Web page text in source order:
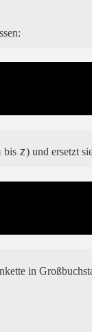
bis z) und ersetzt
in